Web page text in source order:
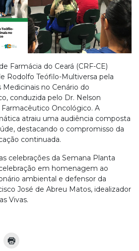
Farmácia do Ceará (CRF-CE)
Rodolfo Teófilo-Multiversa pela
Medicinais no Cenário do
conduzida pelo Dr. Nelson
Oncológico. A
atraiu uma audiência composta
destacando o compromisso da
continuada.
celebrações da Semana Planta
em homenagem ao
ambiental e defensor da
José de Abreu Matos, idealizador
Vivas.